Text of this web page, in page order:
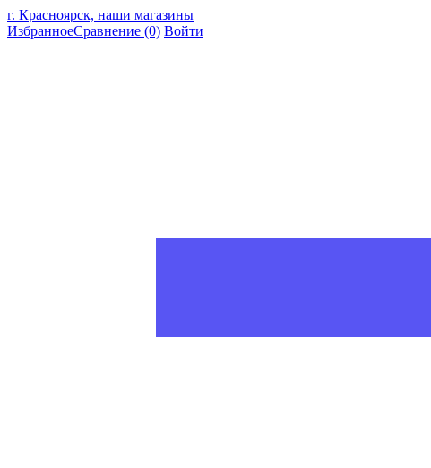
г. Красноярск, наши магазины
ИзбранноеСравнение (0) Войти